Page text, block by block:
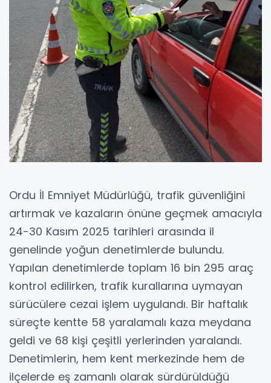
Ordu İl Emniyet Müdürlüğü, trafik güvenliğini
artırmak ve kazaların önüne geçmek amacıyla
24-30 Kasım 2025 tarihleri arasında il
genelinde yoğun denetimlerde bulundu.
Yapılan denetimlerde toplam 16 bin 295 araç
kontrol edilirken, trafik kurallarına uymayan
sürücülere cezai işlem uygulandı. Bir haftalık
süreçte kentte 58 yaralamalı kaza meydana
geldi ve 68 kişi çeşitli yerlerinden yaralandı.
Denetimlerin, hem kent merkezinde hem de
ilçelerde eş zamanlı olarak sürdürüldüğü